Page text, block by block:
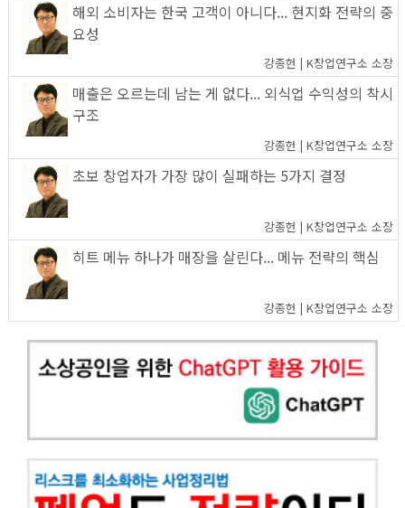
해외 소비자는 한국 고객이 아니다... 현지화 전략의 중
요성
강종헌 | K창업연구소 소장
매출은 오르는데 남는 게 없다... 외식업 수익성의 착시
구조
강종헌 | K창업연구소 소장
초보 창업자가 가장 많이 실패하는 5가지 결정
강종헌 | K창업연구소 소장
히트 메뉴 하나가 매장을 살린다... 메뉴 전략의 핵심
강종헌 | K창업연구소 소장